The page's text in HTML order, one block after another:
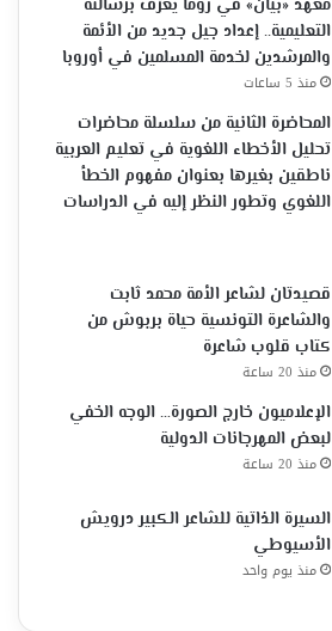
معهد «بيان» في روما يعرّف برسالته
التعليمية.. إعداد جيل جديد من الأئمة
والمرشدين لخدمة المسلمين في أوروبا
منذ 5 ساعات
المحاضرة الثانية من سلسلة محاضرات
تحليل الأخطاء اللغوية في تعليم العربية
ناطقين بغيرها بعنوان مفهوم الخطأ
اللغوي وتطور النظر إليه في الدراسات
قصيدتان لشاعر الأمة محمد ثابت
والشاعرة التونسية حياة بربوش من
كتاب قلوب شاعرة
منذ 20 ساعة
الإعلاميون خارج الصورة… الوجه الخفي
لبعض المهرجانات الدولية
منذ 20 ساعة
السيرة الذاتية للشاعر الكبير درويش
الأسيوطي
منذ يوم واحد